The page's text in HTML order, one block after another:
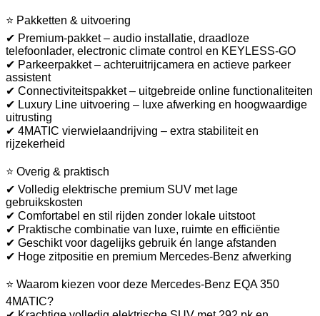
⭐ Pakketten & uitvoering
✔ Premium-pakket – audio installatie, draadloze
telefoonlader, electronic climate control en KEYLESS-GO
✔ Parkeerpakket – achteruitrijcamera en actieve parkeer
assistent
✔ Connectiviteitspakket – uitgebreide online functionaliteiten
✔ Luxury Line uitvoering – luxe afwerking en hoogwaardige
uitrusting
✔ 4MATIC vierwielaandrijving – extra stabiliteit en
rijzekerheid
⭐ Overig & praktisch
✔ Volledig elektrische premium SUV met lage
gebruikskosten
✔ Comfortabel en stil rijden zonder lokale uitstoot
✔ Praktische combinatie van luxe, ruimte en efficiëntie
✔ Geschikt voor dagelijks gebruik én lange afstanden
✔ Hoge zitpositie en premium Mercedes-Benz afwerking
⭐ Waarom kiezen voor deze Mercedes-Benz EQA 350
4MATIC?